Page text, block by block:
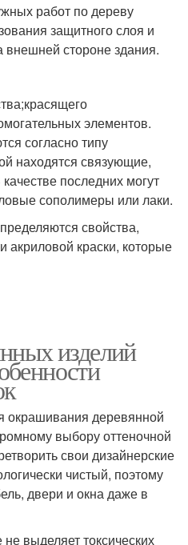
работ по дереву
защитного слоя и
внешней стороне здания.
элементов.
согласно типу
находятся связующие,
последних могут
сополимеры или лаки.
свойства,
акриловой краски, которые
изделий
окрашивания деревянной
выбору оттеночной
свои дизайнерские
чистый, поэтому
двери и окна даже в
выделяет токсических